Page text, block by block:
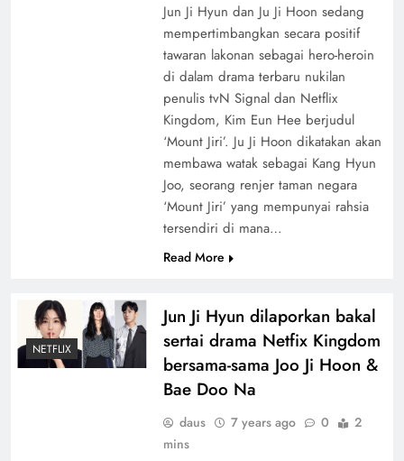
Jun Ji Hyun dan Ju Ji Hoon sedang
mempertimbangkan secara positif
tawaran lakonan sebagai hero-heroin
di dalam drama terbaru nukilan
penulis tvN Signal dan Netflix
Kingdom, Kim Eun Hee berjudul
‘Mount Jiri’. Ju Ji Hoon dikatakan akan
membawa watak sebagai Kang Hyun
Joo, seorang renjer taman negara
‘Mount Jiri’ yang mempunyai rahsia
tersendiri di mana…
Read More
NETFLIX
Jun Ji Hyun dilaporkan bakal
sertai drama Netfix Kingdom
bersama-sama Joo Ji Hoon &
Bae Doo Na
daus 7 years ago 0
2
mins